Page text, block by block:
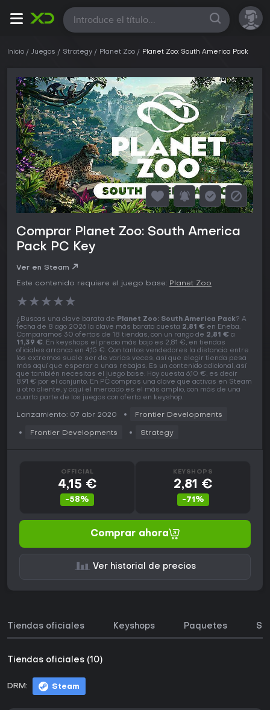
Todas
Inicio Juegos Strategy Planet Zoo Planet Zoo: South America Pack
Comprar Planet Zoo: South America
Pack PC Key
Ver en Steam
Este contenido requiere el juego base: Planet Zoo
★★★★★
¿Buscas una clave barata de Planet Zoo: South America Pack? A
fecha de 8 ago 2026 la clave más barata cuesta 2,81 € en Eneba.
Comparamos 30 ofertas de 18 tiendas, con un rango de 2,81 € a
11,39 €. En keyshops el precio más bajo es 2,81 €, en tiendas
oficiales arranca en 4,15 €. Con tantos vendedores la distancia entre
los extremos suele ser de varias veces, así que elegir tienda pesa
más aquí que esperar a unas rebajas. Es un contenido adicional, así
que también necesitas el juego base. Hoy cuesta 6,10 €, es decir
8,91 € por el conjunto. En PC compras una clave que activas en Steam
u otro cliente, y aquí el mercado es el más amplio, con más de una
cuarta parte de los juegos con oferta en keyshop.
Lanzamiento: 07 abr 2020 Frontier Developments
Frontier Developments Strategy
OFFICIAL
4,15 €
-58%
KEYSHOPS
2,81 €
-71%
Comprar ahora
Ver historial de precios
Tiendas oficiales Keyshops Paquetes
Tiendas oficiales (10)
DRM: Steam